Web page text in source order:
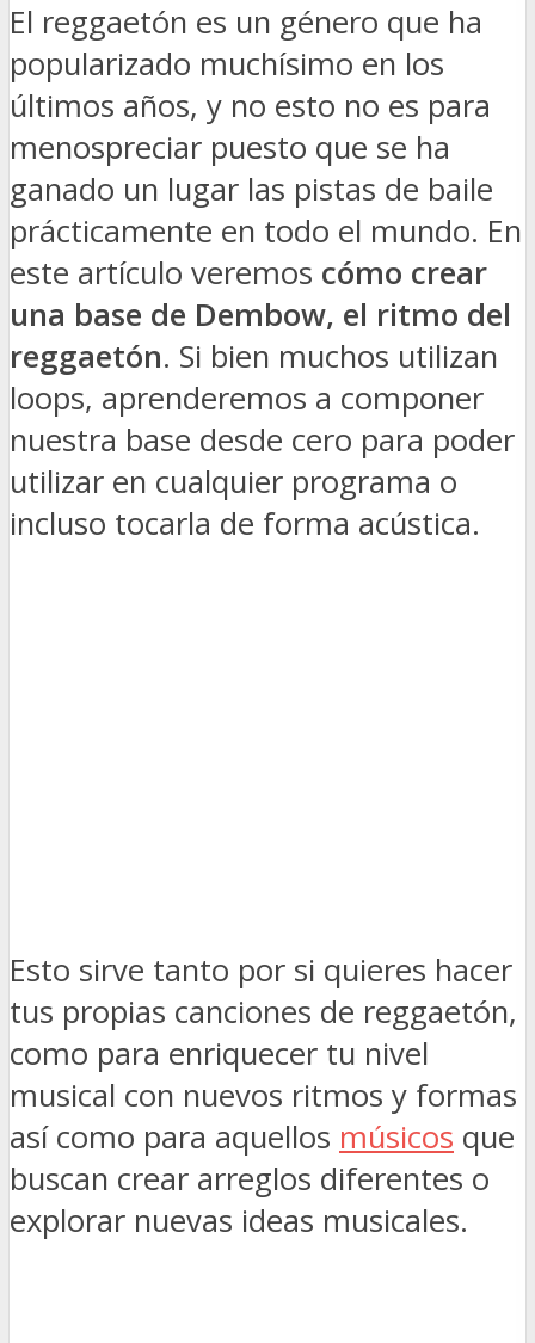
El reggaetón es un género que ha
popularizado muchísimo en los
últimos años, y no esto no es para
menospreciar puesto que se ha
ganado un lugar las pistas de baile
prácticamente en todo el mundo. En
este artículo veremos cómo crear
una base de Dembow, el ritmo del
reggaetón. Si bien muchos utilizan
loops, aprenderemos a componer
nuestra base desde cero para poder
utilizar en cualquier programa o
incluso tocarla de forma acústica.
Esto sirve tanto por si quieres hacer
tus propias canciones de reggaetón,
como para enriquecer tu nivel
musical con nuevos ritmos y formas
así como para aquellos músicos que
buscan crear arreglos diferentes o
explorar nuevas ideas musicales.